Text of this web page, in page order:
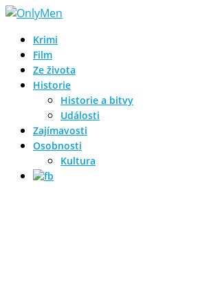
Krimi
Film
Ze života
Historie
Historie a bitvy
Události
Zajímavosti
Osobnosti
Kultura